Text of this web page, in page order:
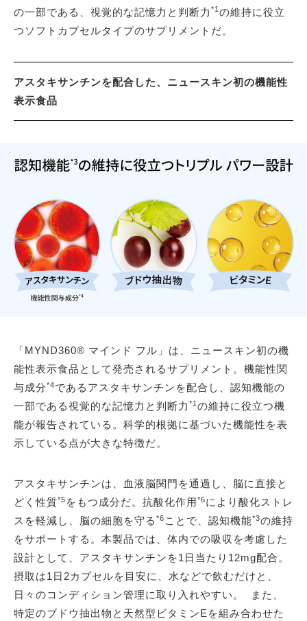
の一部である、視覚的な記憶力と判断力 *1 の維持に役立
つソフトカプセルタイプのサプリメントだ。
アスタキサンチンを配合した、ニュースキン初の機能性
表示食品
「MYND360® マインド フル」は、ニュースキン初の機
能性表示食品として発売されるサプリメント。機能性関
与成分*4であるアスタキサンチンを配合し、認知機能の
一部である視覚的な記憶力と判断力 *1 の維持に役立つ機
能が報告されている。科学的根拠に基づいた機能性を表
示している点が大きな特徴だ。
アスタキサンチンは、血液脳関門を通過し、脳に直接と
どく性質*5 をもつ成分だ。抗酸化作用*6により酸化ストレ
スを軽減し、脳の細胞を守る *6 ことで、認知機能*3の維持
をサポートする。本製品では、体内での吸収を考慮した
設計として、アスタキサンチンを1日当たり12mg配合。
摂取は1日2カプセルを目安に、水などで飲むだけと、
日々のコンディション管理に取り入れやすい。 また、
特定のブドウ抽出物と天然型ビタミンEを組み合わせた